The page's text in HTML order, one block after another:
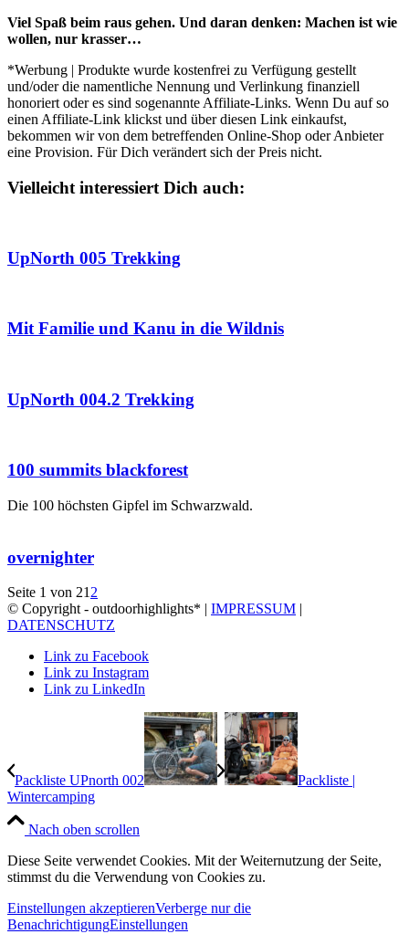
Viel Spaß beim raus gehen. Und daran denken: Machen ist wie
wollen, nur krasser…
*Werbung | Produkte wurde kostenfrei zu Verfügung gestellt
und/oder die namentliche Nennung und Verlinkung finanziell
honoriert oder es sind sogenannte Affiliate-Links. Wenn Du auf so
einen Affiliate-Link klickst und über diesen Link einkaufst,
bekommen wir von dem betreffenden Online-Shop oder Anbieter
eine Provision. Für Dich verändert sich der Preis nicht.
Vielleicht interessiert Dich auch:
UpNorth 005 Trekking
Mit Familie und Kanu in die Wildnis
UpNorth 004.2 Trekking
100 summits blackforest
Die 100 höchsten Gipfel im Schwarzwald.
overnighter
Seite 1 von 212
© Copyright - outdoorhighlights* | IMPRESSUM |
DATENSCHUTZ
Link zu Facebook
Link zu Instagram
Link zu LinkedIn
Packliste UPnorth 002
Packliste |
Wintercamping
Nach oben scrollen
Diese Seite verwendet Cookies. Mit der Weiternutzung der Seite,
stimmst du die Verwendung von Cookies zu.
Einstellungen akzeptierenVerberge nur die
BenachrichtigungEinstellungen